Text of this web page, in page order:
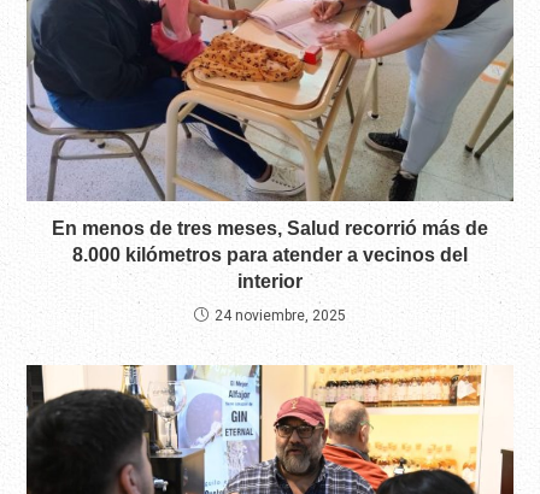
En menos de tres meses, Salud recorrió más de
8.000 kilómetros para atender a vecinos del
interior
24 noviembre, 2025